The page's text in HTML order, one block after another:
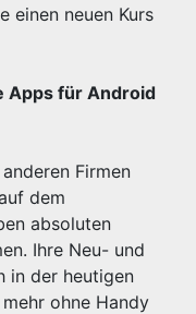
einen neuen Kurs
Apps für Android
Firmen
dem
absoluten
Ihre Neu- und
in der heutigen
ohne Handy